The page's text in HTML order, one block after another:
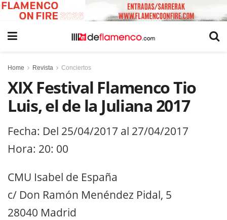
Home Revista Conciertos
XIX Festival Flamenco Tio
Luis, el de la Juliana 2017
Fecha: Del 25/04/2017 al 27/04/2017
Hora: 20: 00
CMU Isabel de España
c/ Don Ramón Menéndez Pidal, 5
28040 Madrid